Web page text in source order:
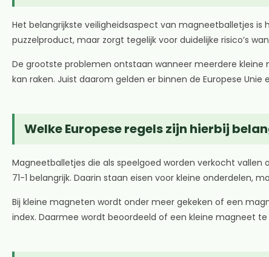
Het belangrijkste veiligheidsaspect van magneetballetjes
puzzelproduct, maar zorgt tegelijk voor duidelijke risico’s
De grootste problemen ontstaan wanneer meerdere
kan raken. Juist daarom gelden er binnen de Europese
Welke Europese regels zijn hierbij
Magneetballetjes die als speelgoed worden verkocht vallen
71-1 belangrijk. Daarin staan eisen voor kleine onderdelen,
Bij kleine magneten wordt onder meer gekeken of een
index. Daarmee wordt beoordeeld of een kleine magneet